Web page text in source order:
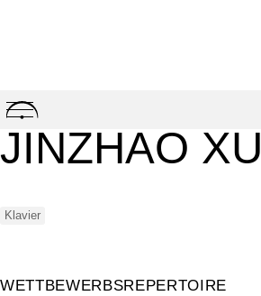
Skip
to
content
JINZHAO XU
Klavier
WETTBEWERBSREPERTOIRE